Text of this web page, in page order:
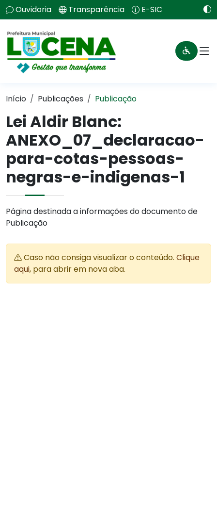
Ouvidoria Transparência E-SIC
Início Publicações Publicação
Lei Aldir Blanc:
ANEXO_07_declaracao-
para-cotas-pessoas-
negras-e-indigenas-1
Página destinada a informações do documento de
Publicação
Caso não consiga visualizar o conteúdo. Clique
aqui, para abrir em nova aba.